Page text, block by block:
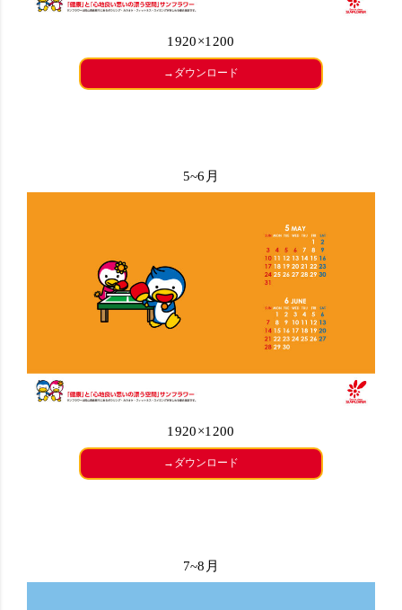
1920×1200
→ダウンロード
5~6月
1920×1200
→ダウンロード
7~8月